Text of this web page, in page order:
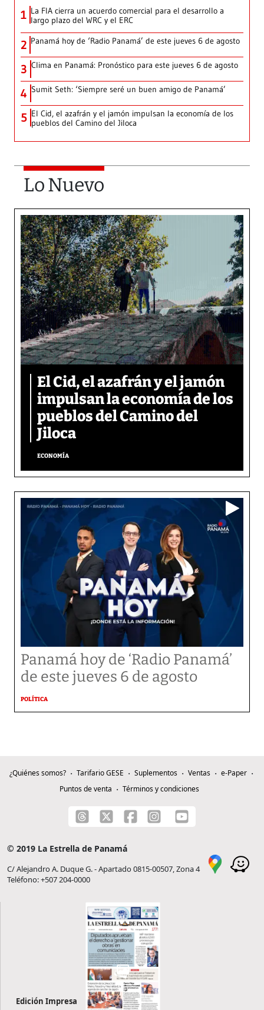
1 La FIA cierra un acuerdo comercial para el desarrollo a
largo plazo del WRC y el ERC
2 Panamá hoy de ‘Radio Panamá’ de este jueves 6 de agosto
3 Clima en Panamá: Pronóstico para este jueves 6 de agosto
4 Sumit Seth: ‘Siempre seré un buen amigo de Panamá’
5 El Cid, el azafrán y el jamón impulsan la economía de los
pueblos del Camino del Jiloca
Lo Nuevo
El Cid, el azafrán y el jamón
impulsan la economía de los
pueblos del Camino del
Jiloca
ECONOMÍA
Panamá hoy de ‘Radio Panamá’
de este jueves 6 de agosto
POLÍTICA
¿Quiénes somos? Tarifario GESE Suplementos Ventas
e-Paper
Puntos de venta
Términos y condiciones
© 2019 La Estrella de Panamá
C/ Alejandro A. Duque G. - Apartado 0815-00507, Zona 4
Teléfono: +507 204-0000
Edición Impresa